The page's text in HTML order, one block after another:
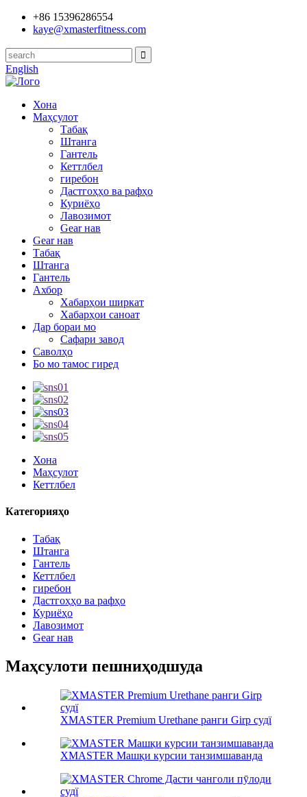
+86 15396286554
kaye@xmasterfitness.com
English
Хона
Маҳсулот
Табақ
Штанга
Гантель
Кеттлбел
гиребон
Дастгоҳҳо ва рафҳо
Куриёҳо
Лавозимот
Gear нав
Gear нав
Табақ
Штанга
Гантель
Ахбор
Хабарҳои ширкат
Хабарҳои саноат
Дар бораи мо
Сафари завод
Саволҳо
Бо мо тамос гиред
Хона
Маҳсулот
Кеттлбел
Категорияҳо
Табақ
Штанга
Гантель
Кеттлбел
гиребон
Дастгоҳҳо ва рафҳо
Куриёҳо
Лавозимот
Gear нав
Маҳсулоти пешниҳодшуда
XMASTER Premium Urethane ранги Girp судї
XMASTER Машқи курсии танзимшаванда